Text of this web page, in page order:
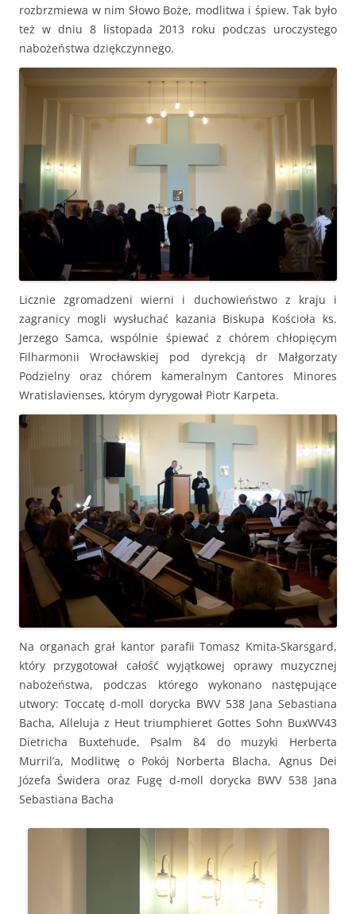
rozbrzmiewa w nim Słowo Boże, modlitwa i śpiew. Tak było
też w dniu 8 listopada 2013 roku podczas uroczystego
nabożeństwa dziękczynnego.
Licznie zgromadzeni wierni i duchowieństwo z kraju i
zagranicy mogli wysłuchać kazania Biskupa Kościoła ks.
Jerzego Samca, wspólnie śpiewać z chórem chłopięcym
Filharmonii Wrocławskiej pod dyrekcją dr Małgorzaty
Podzielny oraz chórem kameralnym Cantores Minores
Wratislavienses, którym dyrygował Piotr Karpeta.
Na organach grał kantor parafii Tomasz Kmita-Skarsgard,
który przygotował całość wyjątkowej oprawy muzycznej
nabożeństwa, podczas którego wykonano następujące
utwory: Toccatę d-moll dorycka BWV 538 Jana Sebastiana
Bacha, Alleluja z Heut triumphieret Gottes Sohn BuxWV43
Dietricha Buxtehude, Psalm 84 do muzyki Herberta
Murril’a, Modlitwę o Pokój Norberta Blacha, Agnus Dei
Józefa Świdera oraz Fugę d-moll dorycka BWV 538 Jana
Sebastiana Bacha